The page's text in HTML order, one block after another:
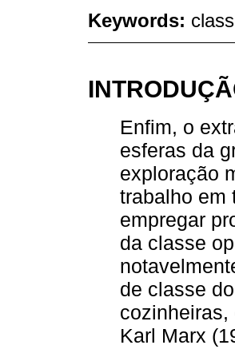
Keywords:
Enfim, o
esferas da
exploração
trabalho em
empregar
da classe
de classe
Karl Marx